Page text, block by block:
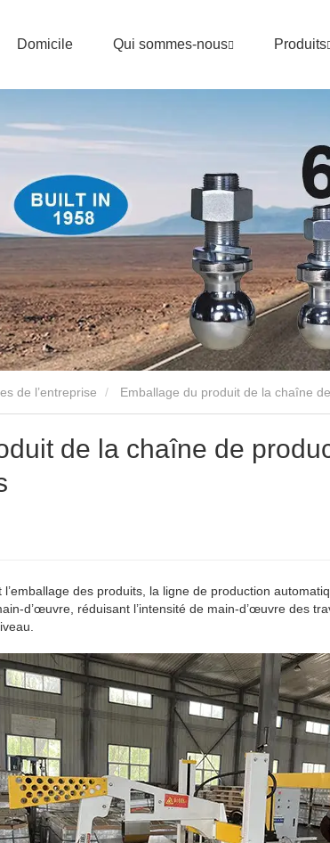
Domicile Qui sommes-nous Produits
de l’entreprise Emballage du produit de la chaîne
de la chaîne de
des produits, la ligne de production
d’œuvre, réduisant l’intensité de main-d’œuvre des